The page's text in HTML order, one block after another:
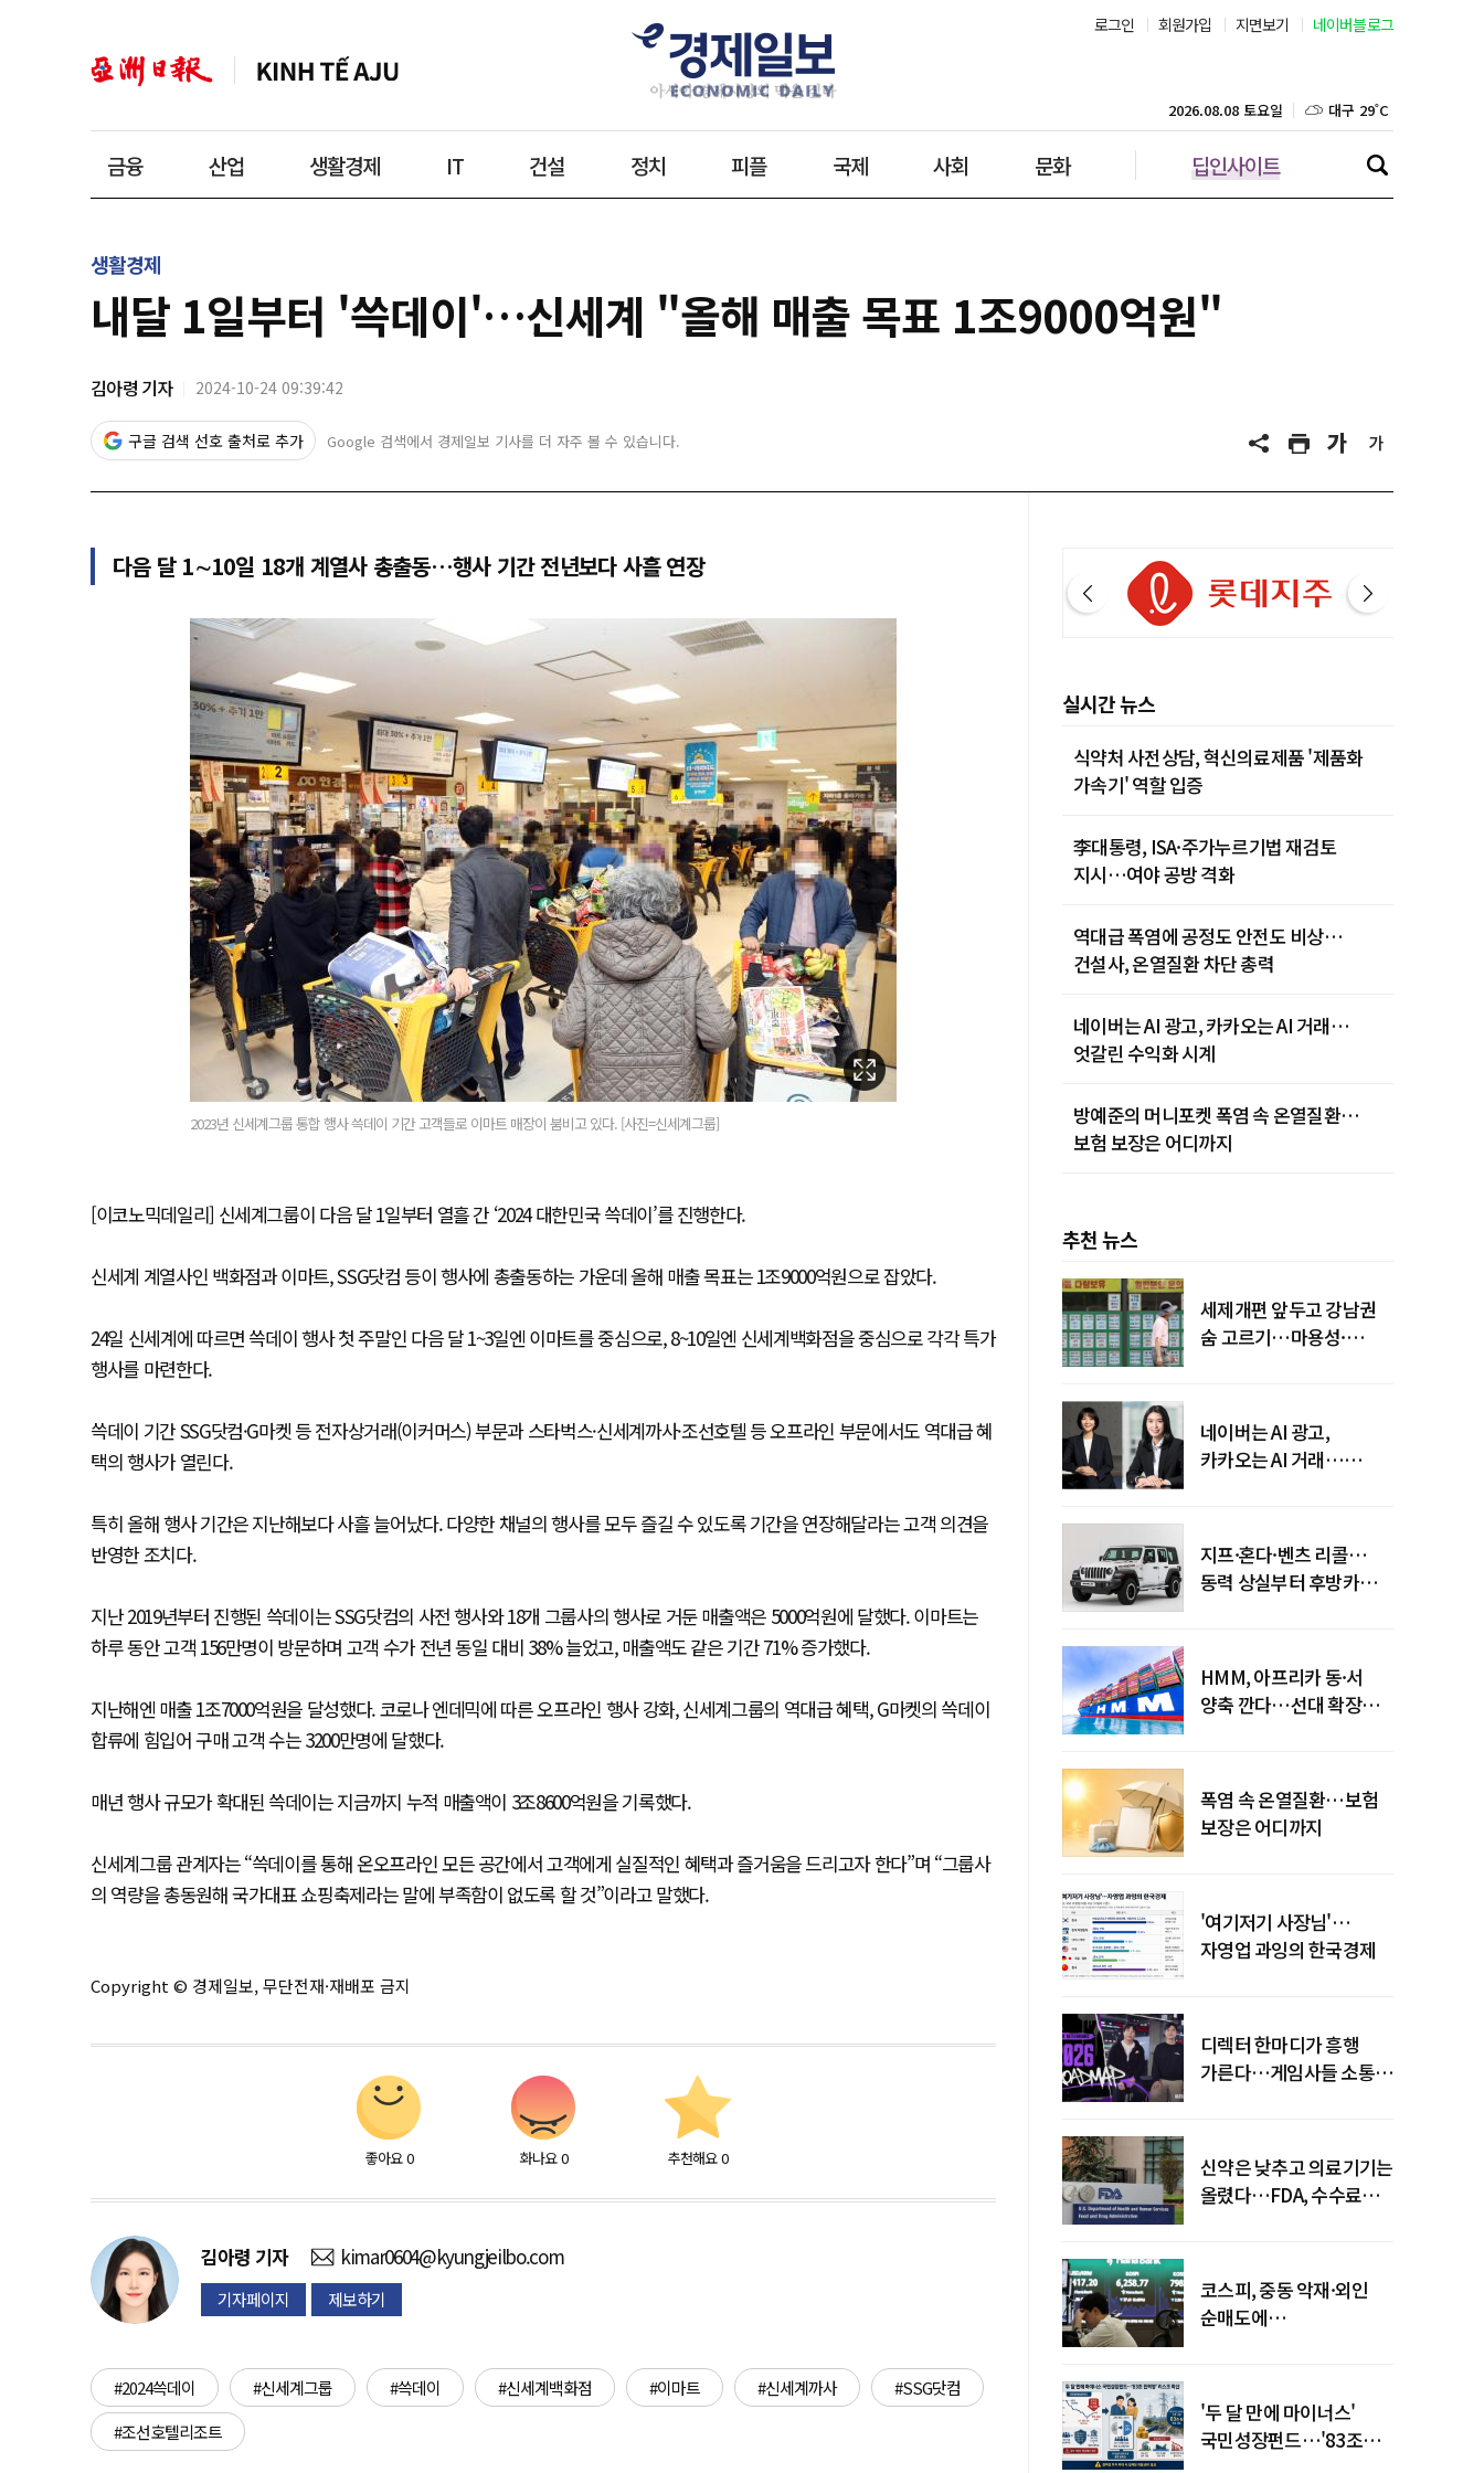
로그인 회원가입 지면보기 네이버블로그
금융 산업 생활경제 IT 건설 정치 피플 국제 사회 문화 딥인사이트
2026.08.08 토요일 대구 29˚C
인천 29˚C
제주 29˚C
생활경제
내달 1일부터 '쓱데이'…신세계 "올해 매출 목표 1조9000억원"
김아령 기자 2024-10-24 09:39:42
구글 검색 선호 출처로 추가 Google 검색에서 경제일보 기사를 더 자주 볼 수 있습니다.
다음 달 1∼10일 18개 계열사 총출동…행사 기간 전년보다 사흘 연장
2023년 신세계그룹 통합 행사 쓱데이 기간 고객들로 이마트 매장이 붐비고 있다. [사진=신세계그룹]
[이코노믹데일리] 신세계그룹이 다음 달 1일부터 열흘 간 ‘2024 대한민국 쓱데이’를 진행한다.
신세계 계열사인 백화점과 이마트, SSG닷컴 등이 행사에 총출동하는 가운데 올해 매출 목표는 1조9000억원으로 잡았다.
24일 신세계에 따르면 쓱데이 행사 첫 주말인 다음 달 1~3일엔 이마트를 중심으로, 8~10일엔 신세계백화점을 중심으로 각각 특가
행사를 마련한다.
쓱데이 기간 SSG닷컴·G마켓 등 전자상거래(이커머스) 부문과 스타벅스·신세계까사·조선호텔 등 오프라인 부문에서도 역대급 혜
택의 행사가 열린다.
특히 올해 행사 기간은 지난해보다 사흘 늘어났다. 다양한 채널의 행사를 모두 즐길 수 있도록 기간을 연장해달라는 고객 의견을
반영한 조치다.
지난 2019년부터 진행된 쓱데이는 SSG닷컴의 사전 행사와 18개 그룹사의 행사로 거둔 매출액은 5000억원에 달했다. 이마트는
하루 동안 고객 156만명이 방문하며 고객 수가 전년 동일 대비 38% 늘었고, 매출액도 같은 기간 71% 증가했다.
지난해엔 매출 1조7000억원을 달성했다. 코로나 엔데믹에 따른 오프라인 행사 강화, 신세계그룹의 역대급 혜택, G마켓의 쓱데이
합류에 힘입어 구매 고객 수는 3200만명에 달했다.
매년 행사 규모가 확대된 쓱데이는 지금까지 누적 매출액이 3조8600억원을 기록했다.
신세계그룹 관계자는 “쓱데이를 통해 온오프라인 모든 공간에서 고객에게 실질적인 혜택과 즐거움을 드리고자 한다”며 “그룹사
의 역량을 총동원해 국가대표 쇼핑축제라는 말에 부족함이 없도록 할 것”이라고 말했다.
Copyright © 경제일보, 무단전재·재배포 금지
좋아요 0 화나요 0 추천해요 0
김아령 기자 kimar0604@kyungjeilbo.com
기자페이지 제보하기
#2024쓱데이 #신세계그룹 #쓱데이 #신세계백화점 #이마트 #신세계까사
#SSG닷컴
#조선호텔리조트
실시간 뉴스
식약처 사전상담, 혁신의료제품 '제품화
가속기' 역할 입증
李대통령, ISA·주가누르기법 재검토
지시…여야 공방 격화
역대급 폭염에 공정도 안전도 비상…
건설사, 온열질환 차단 총력
네이버는 AI 광고, 카카오는 AI 거래…
엇갈린 수익화 시계
방예준의 머니포켓 폭염 속 온열질환…
보험 보장은 어디까지
추천 뉴스
세제개편 앞두고 강남권
숨 고르기…마용성·
네이버는 AI 광고,
카카오는 AI 거래…
지프·혼다·벤츠 리콜…
동력 상실부터 후방카메라
HMM, 아프리카 동·서
양축 깐다…선대 확장
폭염 속 온열질환…보험
보장은 어디까지
'여기저기 사장님'…
자영업 과잉의 한국경제
디렉터 한마디가 흥행
가른다…게임사들 소통
신약은 낮추고 의료기기는
올렸다…FDA, 수수료
코스피, 중동 악재·외인
순매도에
'두 달 만에 마이너스'
국민성장펀드…'83조